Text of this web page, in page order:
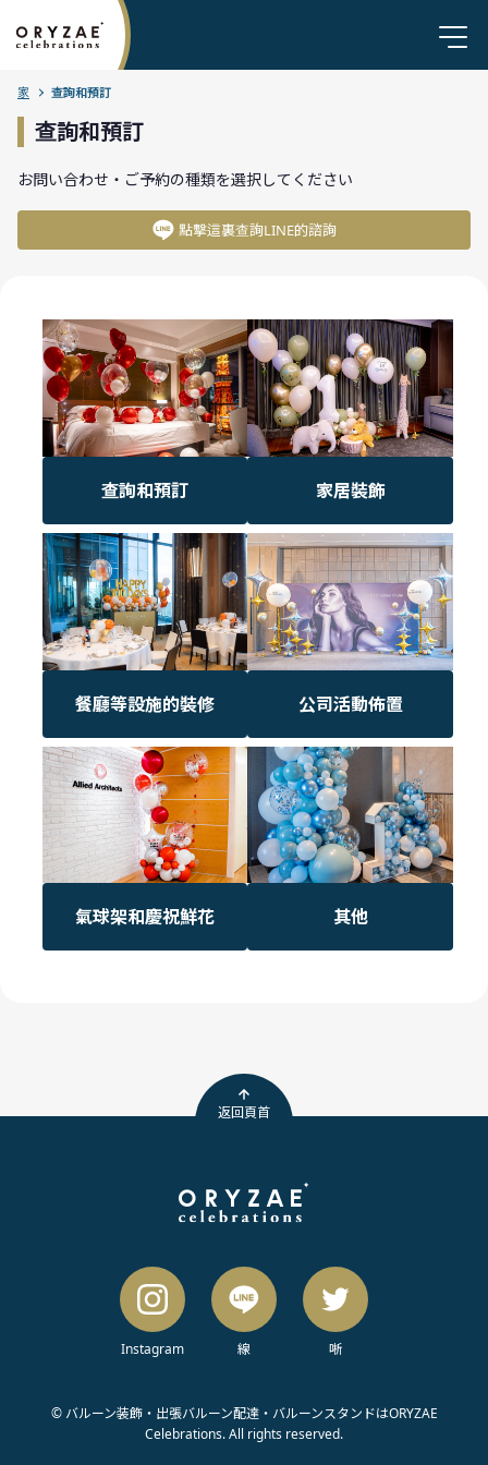
家 查詢和預訂
查詢和預訂
お問い合わせ・ご予約の種類を選択してください
點擊這裏查詢LINE的諮詢
查詢和預訂 家居裝飾
餐廳等設施的裝修 公司活動佈置
氣球架和慶祝鮮花 其他
返回頁首
Instagram 線 唽
© バルーン装飾・出張バルーン配達・バルーンスタンドはORYZAE
Celebrations. All rights reserved.